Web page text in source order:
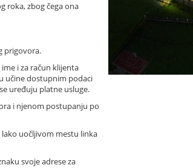
roka, zbog čega ona
prigovora.
i za račun klijenta
učine dostupnim podaci
uređuju platne usluge.
i njenom postupanju po
uočljivom mestu linka
svoje adrese za